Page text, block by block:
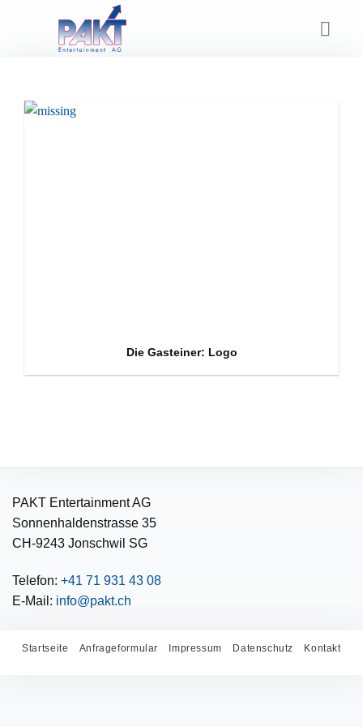
Die Gasteiner: Logo
PAKT Entertainment AG
Sonnenhaldenstrasse 35
CH-9243 Jonschwil SG
Telefon: +41 71 931 43 08
E-Mail: info@pakt.ch
Startseite Anfrageformular Impressum Datenschutz Kontakt